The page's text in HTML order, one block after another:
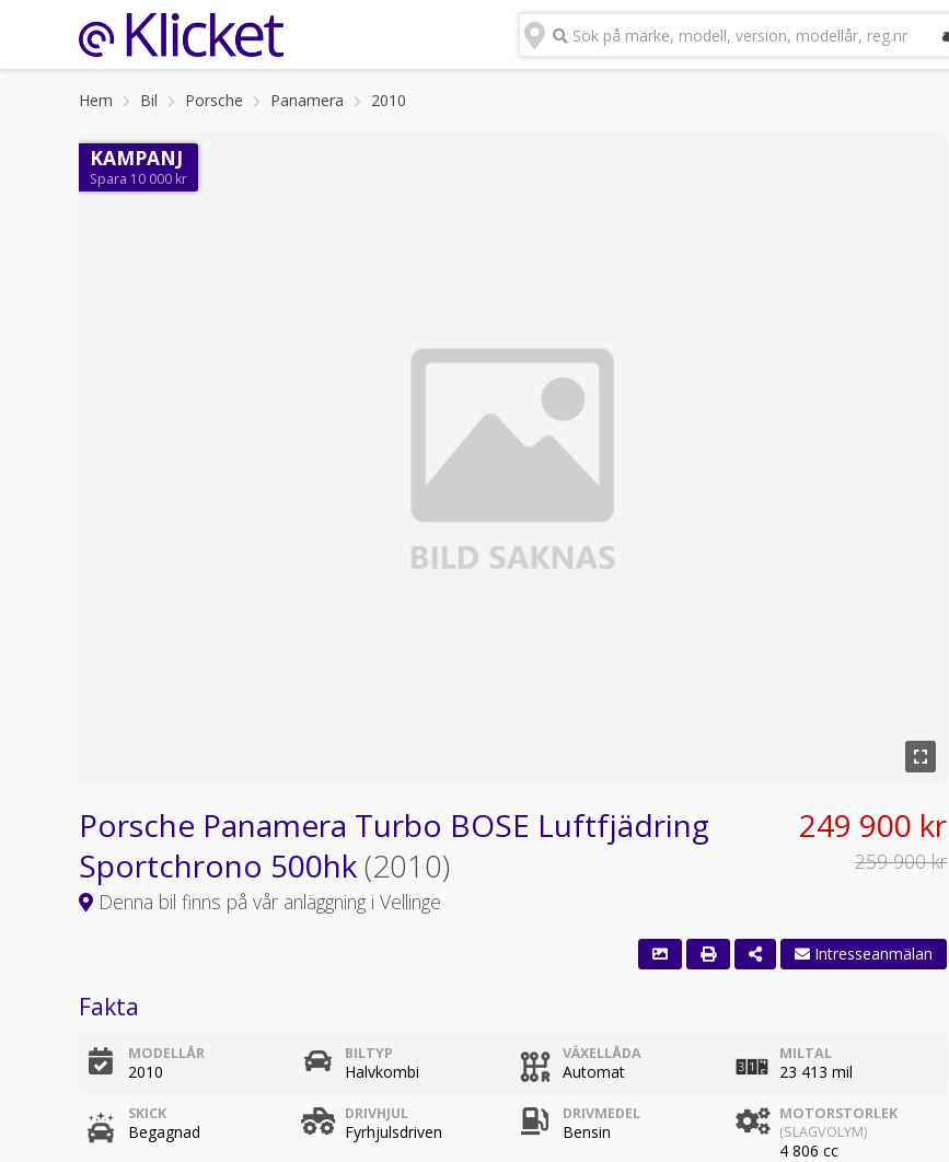
Sök på märke, modell, version, modellår, reg.nr
Hem Bil Porsche Panamera 2010
KAMPANJ
Spara 10 000 kr
Porsche Panamera Turbo BOSE Luftfjädring
Sportchrono 500hk(2010)
Denna bil finns på vår anläggning i Vellinge
249 900 kr
259 900 kr
Fakta
MODELLÅR
2010
BILTYP
Halvkombi
VÄXELLÅDA
Automat
MILTAL
23 413 mil
SKICK
Begagnad
DRIVHJUL
Fyrhjulsdriven
DRIVMEDEL
Bensin
MOTORSTORLEK
(SLAGVOLYM)
4 806 cc